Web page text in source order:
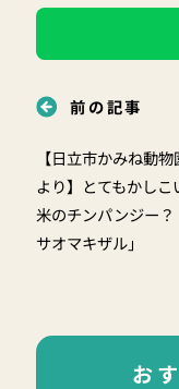
前の記事
【日立市かみね動
より】とてもかしこ
米のチンパンジー？
サオマキザル」
お